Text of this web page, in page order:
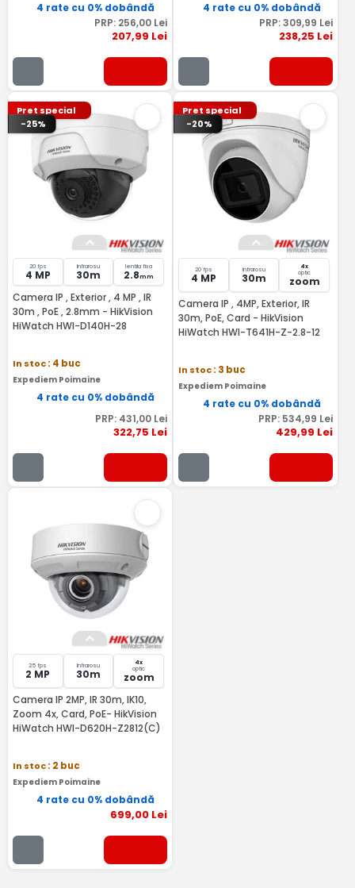
4 rate cu 0% dobândă
PRP: 256,00Lei
207,99 Lei
4 rate cu 0% dobândă
PRP:309,99 Lei
238,25 Lei
Pret special
-25%
20 fps
4 MP
Infrarosu
30m
lentila fixa
2.8mm
Camera IP , Exterior , 4 MP , IR
30m , PoE , 2.8mm - HikVision
HiWatch HWI-D140H-28
In stoc: 4 buc
Expediem Poimaine
4 rate cu 0% dobândă
PRP: 431,00Lei
322,75 Lei
Pret special
-20%
20 fps
4 MP
Infrarosu
30m
4x
optic
zoom
Camera IP , 4MP, Exterior, IR
30m, PoE, Card - HikVision
HiWatch HWI-T641H-Z-2.8-12
In stoc: 3 buc
Expediem Poimaine
4 rate cu 0% dobândă
PRP: 534,99 Lei
429,99 Lei
25 fps
2 MP
Infrarosu
30m
4x
optic
zoom
Camera IP 2MP, IR 30m, IK10,
Zoom 4x, Card, PoE- HikVision
HiWatch HWI-D620H-Z2812(C)
In stoc: 2 buc
Expediem Poimaine
4 rate cu 0% dobândă
699,00Lei